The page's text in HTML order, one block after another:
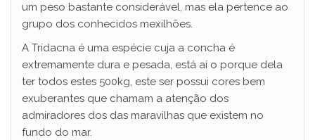
um peso bastante considerável, mas ela pertence ao
grupo dos conhecidos mexilhões.
A Tridacna é uma espécie cuja a concha é
extremamente dura e pesada, está aí o porque dela
ter todos estes 500kg, este ser possui cores bem
exuberantes que chamam a atenção dos
admiradores dos das maravilhas que existem no
fundo do mar.